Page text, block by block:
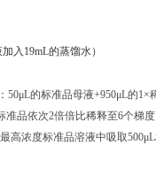
入19mL的蒸馏水）
50μL的标准品母液+950μL的1×
准品依次2倍倍比稀释至6个梯
高浓度标准品溶液中吸取